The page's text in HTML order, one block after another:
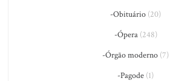
-Obituário (20)
-Ópera(248)
-Órgão moderno (7)
-Pagode (1)